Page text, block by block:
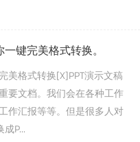
键完美格式转换。
美格式转换[X]PPT演示文稿
要文档。我们会在各种工作
作汇报等等。但是很多人对
P...